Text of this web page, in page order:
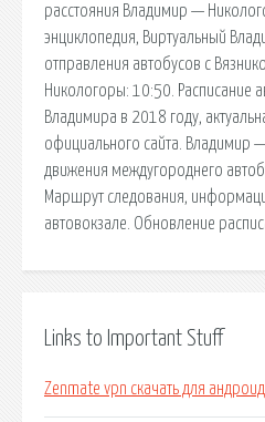
расстояния Владимир —
энциклопедия, Виртуальный
отправления автобусов с
Никологоры: 10:50. Расписание
Владимира в 2018 году,
официального сайта. Владимир
движения междугороднего
Маршрут следования,
автовокзале. Обновление
Links to Important Stuff
Zenmate vpn скачать для андроид